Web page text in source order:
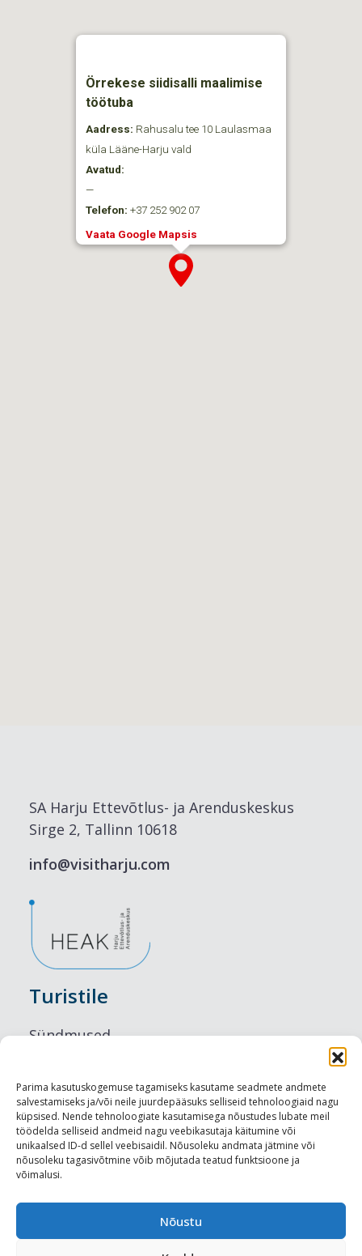
Parima kasutuskogemuse tagamiseks kasutame seadmete andmete
salvestamiseks ja/või neile juurdepääsuks selliseid tehnoloogiaid nagu
küpsised. Nende tehnoloogiate kasutamisega nõustudes lubate meil
töödelda selliseid andmeid nagu veebikasutaja käitumine või
unikaalsed ID-d sellel veebisaidil. Nõusoleku andmata jätmine või
nõusoleku tagasivõtmine võib mõjutada teatud funktsioone ja
võimalusi.
Nõustu
Örrekese siidisalli maalimise
töötuba
Aadress: Rahusalu tee 10 Laulasmaa
küla Lääne-Harju vald
Avatud:
—
Telefon: +37 252 902 07
Vaata Google Mapsis
SA Harju Ettevõtlus- ja Arenduskeskus
Sirge 2, Tallinn 10618
info@visitharju.com
Turistile
Sündmused
Maitseelamused
Vaatamisväärsused
Visit Tallinn
Turismiprofessionaalile